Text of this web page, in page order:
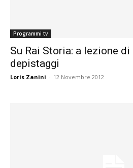
Programmi tv
Su Rai Storia: a lezione
depistaggi
Loris Zanini - 12 Novembre 2012